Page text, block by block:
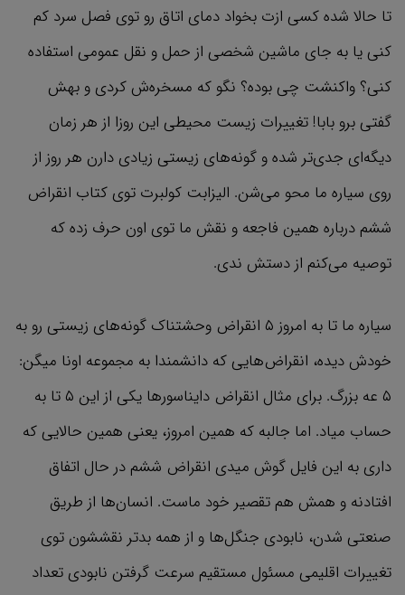
تا حالا شده کسی ازت بخواد دمای اتاق رو توی فصل سرد کم
کنی یا به جای ماشین شخصی از حمل و نقل عمومی استفاده
کنی؟ واکنشت چی بوده؟ نگو که مسخره‌ش کردی و بهش
گفتی برو بابا! تغییرات زیست محیطی این روزا از هر زمان
دیگه‌ای جدی‌تر شده و گونه‌های زیستی زیادی دارن هر روز از
روی سیاره ما محو می‌شن. الیزابت کولبرت توی کتاب انقراض
ششم درباره همین فاجعه و نقش ما توی اون حرف زده که
توصیه می‌کنم از دستش ندی.
سیاره ما تا به امروز ۵ انقراض وحشتناک گونه‌های زیستی رو به
خودش دیده، انقراض‌هایی که دانشمندا به مجموعه اونا میگن:
۵ عه بزرگ. برای مثال انقراض دایناسورها یکی از این ۵ تا به
حساب میاد. اما جالبه که همین امروز، یعنی همین حالایی که
داری به این فایل گوش میدی انقراض ششم در حال اتفاق
افتادنه و همش هم تقصیر خود ماست. انسان‌ها از طریق
صنعتی شدن، نابودی جنگل‌ها و از همه بدتر نقششون توی
تغییرات اقلیمی مسئول مستقیم سرعت گرفتن نابودی تعداد